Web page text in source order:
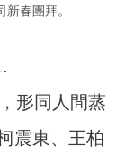
春團拜。
形同人間蒸
震東、王柏